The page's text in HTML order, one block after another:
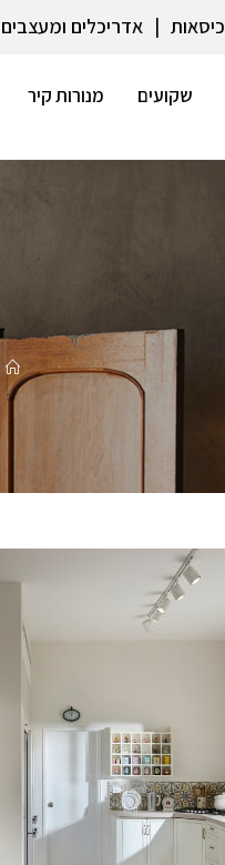
כיסאות אדריכלים ומעצבים
שקועים מנורות קיר